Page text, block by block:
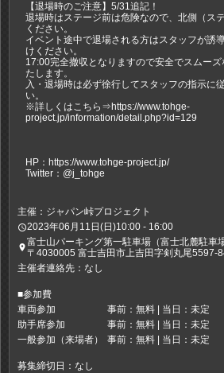
【退場時のご注意】5/31追記！
退場時はステージ前は危険なので、北側（ス
ください。
イベント途中で退場される方はスタッフが誘
けください。
17:00完全撤収となりますので安全でスムー
たします。
入・退場時は必ず徐行してスタッフの指示に
い。
※詳しくはこちら⇒https://www.tohge-
project.jp/information/detail.php?id=129
HP：https://www.tohge-project.jp/
Twitter：@j_tohge
主催：ジャパン峠プロジェクト
access_time2023年06月11日(日)10:00 - 16:00
place富士山パーキング第一駐車場（富士北麓駐車場
〒4030005 富士吉田市上吉田字剣丸尾5597-
主催者連絡先：なし
■参加費
車両参加
事前：無料 | 当日：未定
助手席参加
事前：無料 | 当日：未定
一般参加（来場者）
事前：無料 | 当日：未定
募集締切日：なし